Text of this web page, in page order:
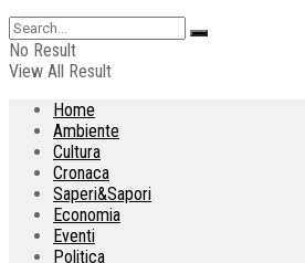
No Result
View All Result
Home
Ambiente
Cultura
Cronaca
Saperi&Sapori
Economia
Eventi
Politica